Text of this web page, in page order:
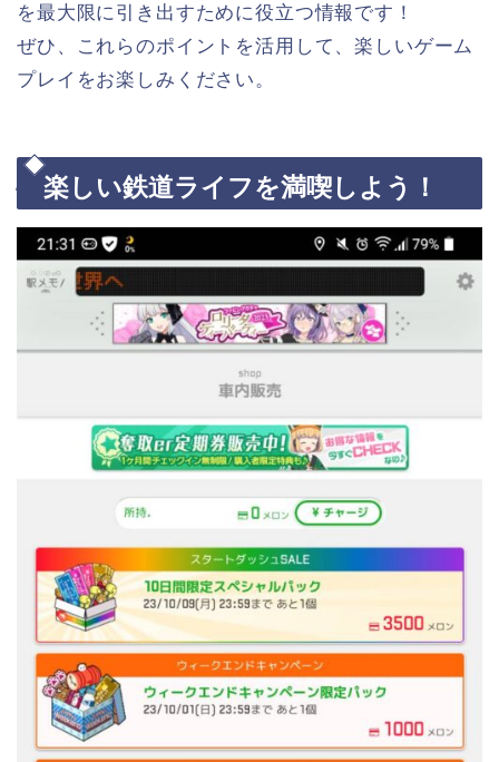
を最大限に引き出すために役立つ情報です！
ぜひ、これらのポイントを活用して、楽しいゲーム
プレイをお楽しみください。
楽しい鉄道ライフを満喫しよう！